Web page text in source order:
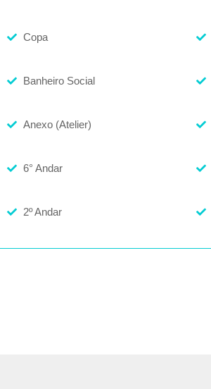
Copa
Banheiro Social
Anexo (Atelier)
6° Andar
2º Andar